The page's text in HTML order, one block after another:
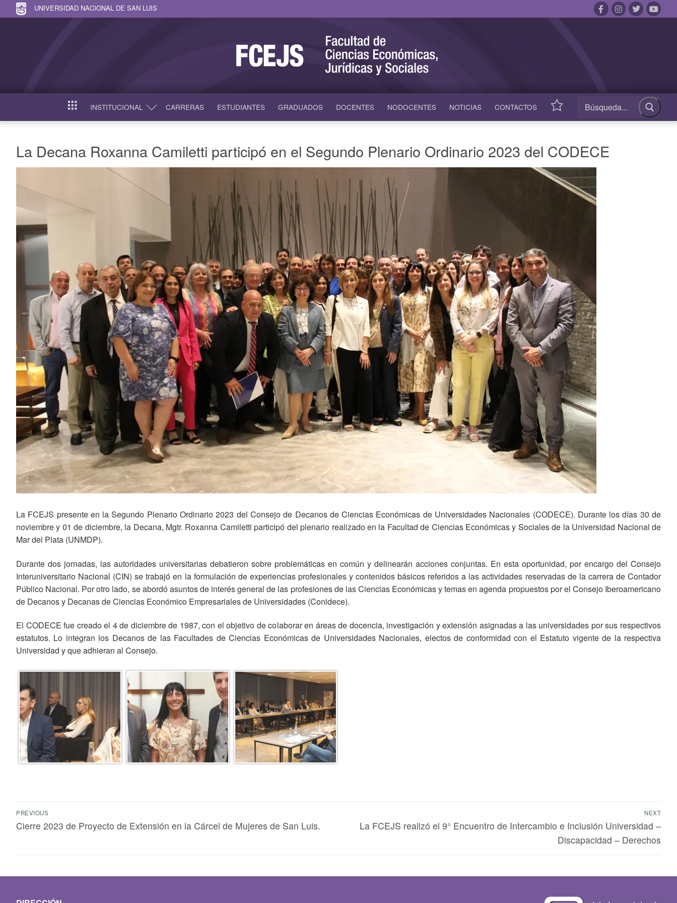
UNIVERSIDAD NACIONAL DE SAN LUIS
INICIO INSTITUCIONAL CARRERAS ESTUDIANTES GRADUADOS DOCENTES NODOCENTES NOTICIAS CONTACTOS ACCESOS
La Decana Roxanna Camiletti participó en el Segundo Plenario Ordinario 2023 del CODECE
La FCEJS presente en la Segundo Plenario Ordinario 2023 del Consejo de Decanos de Ciencias Económicas de Universidades Nacionales (CODECE). Durante los días 30 de
noviembre y 01 de diciembre, la Decana, Mgtr. Roxanna Camiletti participó del plenario realizado en la Facultad de Ciencias Económicas y Sociales de la Universidad Nacional de
Mar del Plata (UNMDP).
Durante dos jornadas, las autoridades universitarias debatieron sobre problemáticas en común y delinearán acciones conjuntas. En esta oportunidad, por encargo del Consejo
Interuniversitario Nacional (CIN) se trabajó en la formulación de experiencias profesionales y contenidos básicos referidos a las actividades reservadas de la carrera de Contador
Público Nacional. Por otro lado, se abordó asuntos de interés general de las profesiones de las Ciencias Económicas y temas en agenda propuestos por el Consejo Iberoamericano
de Decanos y Decanas de Ciencias Económico Empresariales de Universidades (Conidece).
El CODECE fue creado el 4 de diciembre de 1987, con el objetivo de colaborar en áreas de docencia, investigación y extensión asignadas a las universidades por sus respectivos
estatutos. Lo integran los Decanos de las Facultades de Ciencias Económicas de Universidades Nacionales, electos de conformidad con el Estatuto vigente de la respectiva
Universidad y que adhieran al Consejo.
PREVIOUS
Cierre 2023 de Proyecto de Extensión en la Cárcel de Mujeres de San Luis.
NEXT
La FCEJS realizó el 9° Encuentro de Intercambio e Inclusión Universidad –
Discapacidad – Derechos